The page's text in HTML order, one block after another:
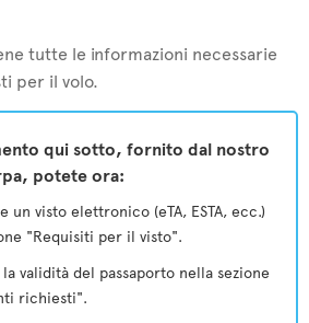
tutte le informazioni necessarie
per il volo.
qui sotto, fornito dal nostro
potete ora:
un visto elettronico (eTA, ESTA, ecc.)
"Requisiti per il visto".
validità del passaporto nella sezione
richiesti".